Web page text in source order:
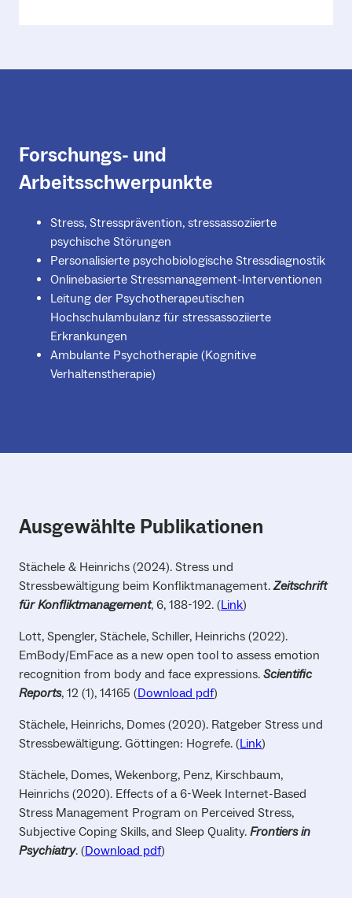
Forschungs- und
Arbeitsschwerpunkte
Stress, Stressprävention, stressassoziierte
psychische Störungen
Personalisierte psychobiologische Stressdiagnostik
Onlinebasierte Stressmanagement-Interventionen
Leitung der Psychotherapeutischen
Hochschulambulanz für stressassoziierte
Erkrankungen
Ambulante Psychotherapie (Kognitive
Verhaltenstherapie)
Ausgewählte Publikationen
Stächele & Heinrichs (2024). Stress und
Stressbewältigung beim Konfliktmanagement.Zeitschrift
für Konfliktmanagement, 6, 188-192. (Link)
Lott, Spengler, Stächele, Schiller, Heinrichs (2022).
EmBody/EmFace as a new open tool to assess emotion
recognition from body and face expressions. Scientific
Reports, 12 (1), 14165 (Download pdf)
Stächele, Heinrichs, Domes (2020). Ratgeber Stress und
Stressbewältigung. Göttingen: Hogrefe. (Link)
Stächele, Domes, Wekenborg, Penz, Kirschbaum,
Heinrichs (2020). Effects of a 6-Week Internet-Based
Stress Management Program on Perceived Stress,
Subjective Coping Skills, and Sleep Quality. Frontiers in
Psychiatry. (Download pdf)